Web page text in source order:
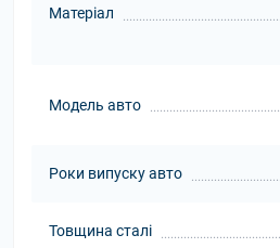
Матеріал
Модель авто
Роки випуску авто
Товщина сталі